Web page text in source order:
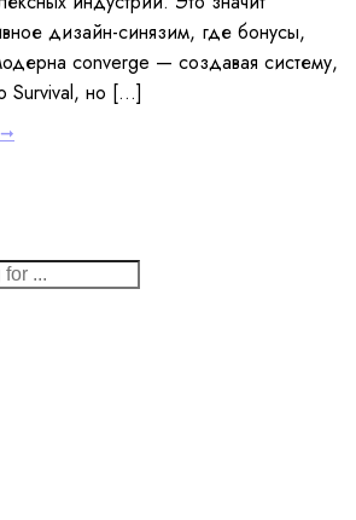
дизайн-синязим, где бонусы,
converge — создавая систему,
Survival, но […]